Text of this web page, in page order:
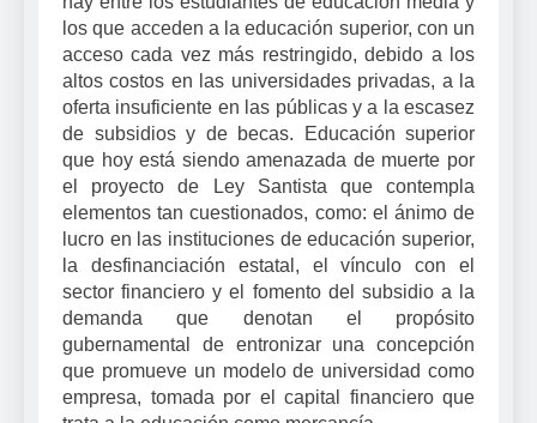
los que acceden a la educación superior, con un
acceso cada vez más restringido, debido a los
altos costos en las universidades privadas, a la
oferta insuficiente en las públicas y a la escasez
de subsidios y de becas. Educación superior
que hoy está siendo amenazada de muerte por
el proyecto de Ley Santista que contempla
elementos tan cuestionados, como: el ánimo de
lucro en las instituciones de educación superior,
la desfinanciación estatal, el vínculo con el
sector financiero y el fomento del subsidio a la
demanda que denotan el propósito
gubernamental de entronizar una concepción
que promueve un modelo de universidad como
empresa, tomada por el capital financiero que